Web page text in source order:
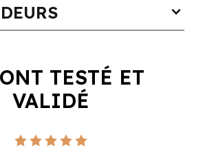
expand_more
TESTÉ ET
VALIDÉ